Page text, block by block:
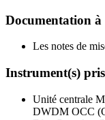
Documentation à
Les notes de
Instrument(s)
Unité centrale
DWDM OCC